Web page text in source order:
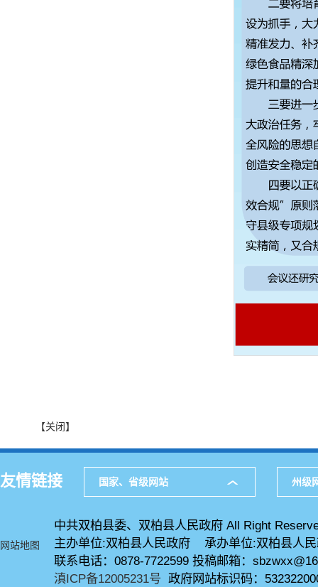
【关闭】
友情链接 国家、省级网站 州级
网站地图
中共双柏县委、双柏县人民政府 All Right
主办单位:双柏县人民政府 承办单位:双柏县人
联系电话：0878-7722599 投稿邮箱：
滇ICP备12005231号 政府网站标识码：